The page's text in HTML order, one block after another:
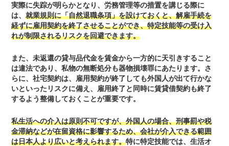
実際に失踪が明らかとなり、労務管理等の措置を講じる際に
は、就業規則に「自然退職条項」を設けておくと、解雇手続を
経ずに雇用契約を終了させることができ、特定技能等の受け入
れが制限されるリスクを回避できます。
また、未返還の貸与品代金を賃金から一方的に天引きすること
は違法であり、私物の無断処分も器物損壊罪にあたります。さ
らに、社宅契約は、雇用契約が終了しても外国人が出て行かな
いといったリスクに備え、雇用終了と同時に賃貸借契約も終了
するよう整備しておくことが重要です。
私生活への介入は原則不可ですが、外国人の場合、刑事罰や税
金滞納などが在留資格に影響するため、会社が介入できる範囲
は日本人より広いと考えられます。特に特定技能では、生活オ